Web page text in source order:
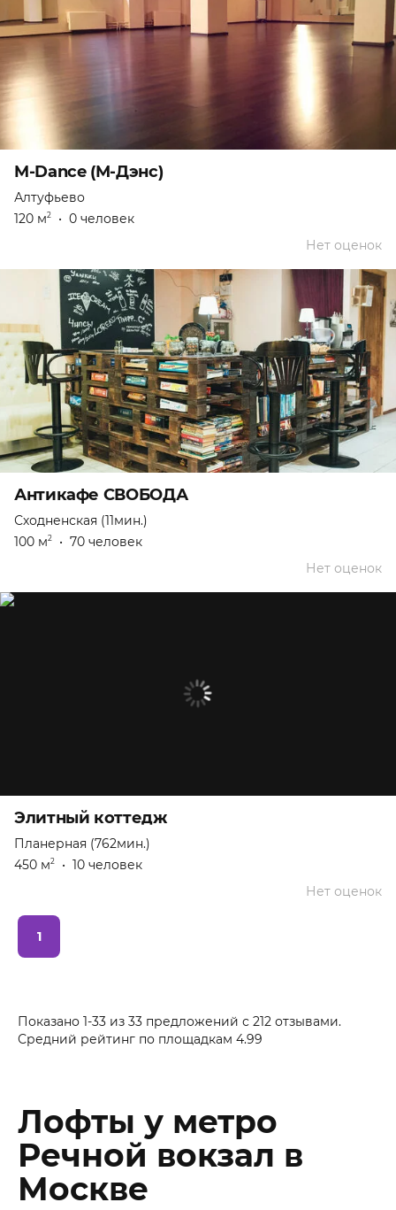
M-Dance (М-Дэнс)
Алтуфьево
120 м2 • 0 человек
Нет оценок
Антикафе СВОБОДА
Сходненская (11мин.)
100 м2 • 70 человек
Нет оценок
Элитный коттедж
Планерная (762мин.)
450 м2 • 10 человек
Нет оценок
1
Показано 1-33 из 33 предложений с 212 отзывами.
Средний рейтинг по площадкам 4.99
Лофты у метро
Речной вокзал в
Москве